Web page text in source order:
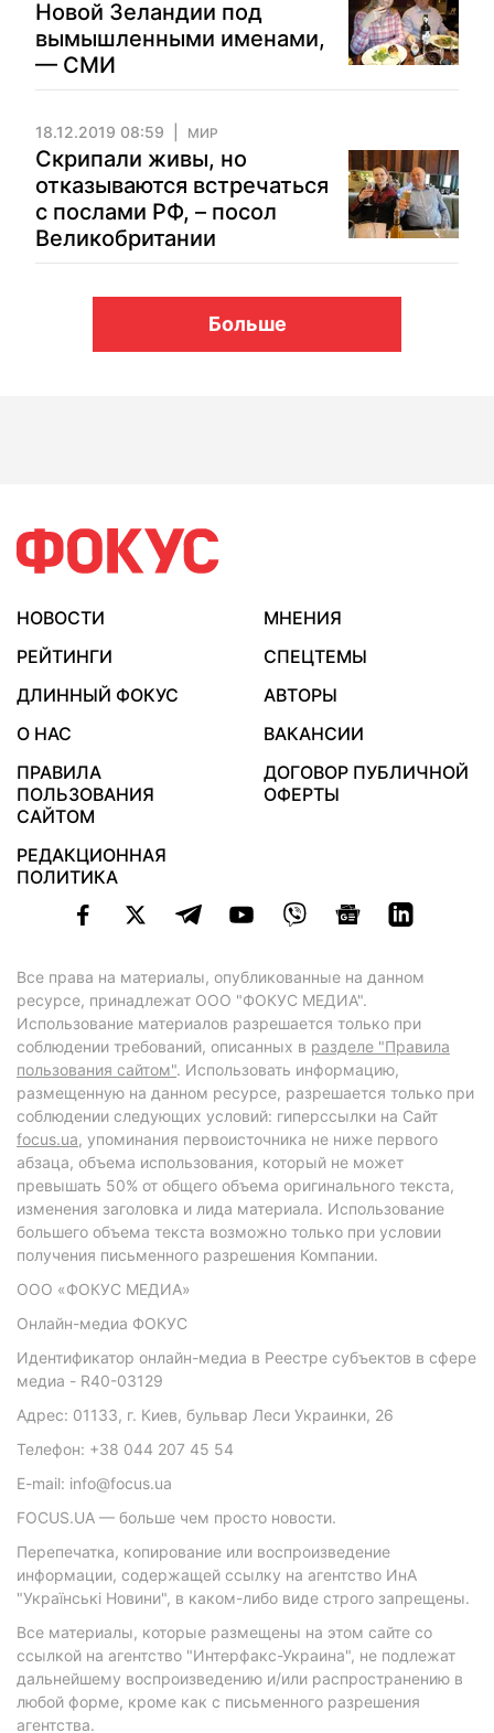
Новой Зеландии под
вымышленными именами,
— СМИ
18.12.2019 08:59 МИР
Скрипали живы, но
отказываются встречаться
с послами РФ, – посол
Великобритании
Больше
НОВОСТИ
МНЕНИЯ
РЕЙТИНГИ
СПЕЦТЕМЫ
ДЛИННЫЙ ФОКУС
АВТОРЫ
О НАС
ВАКАНСИИ
ПРАВИЛА
ПОЛЬЗОВАНИЯ
САЙТОМ
ДОГОВОР ПУБЛИЧНОЙ
ОФЕРТЫ
РЕДАКЦИОННАЯ
ПОЛИТИКА
Все права на материалы, опубликованные на данном
ресурсе, принадлежат ООО "ФОКУС МЕДИА".
Использование материалов разрешается только при
соблюдении требований, описанных в разделе "Правила
пользования сайтом". Использовать информацию,
размещенную на данном ресурсе, разрешается только при
соблюдении следующих условий: гиперссылки на Сайт
focus.ua, упоминания первоисточника не ниже первого
абзаца, объема использования, который не может
превышать 50% от общего объема оригинального текста,
изменения заголовка и лида материала. Использование
большего объема текста возможно только при условии
получения письменного разрешения Компании.
ООО «ФОКУС МЕДИА»
Онлайн-медиа ФОКУС
Идентификатор онлайн-медиа в Реестре субъектов в сфере
медиа - R40-03129
Адрес: 01133, г. Киев, бульвар Леси Украинки, 26
Телефон: +38 044 207 45 54
E-mail: info@focus.ua
FOCUS.UA — больше чем просто новости.
Перепечатка, копирование или воспроизведение
информации, содержащей ссылку на агентство ИнА
"Українські Новини", в каком-либо виде строго запрещены.
Все материалы, которые размещены на этом сайте со
ссылкой на агентство "Интерфакс-Украина", не подлежат
дальнейшему воспроизведению и/или распространению в
любой форме, кроме как с письменного разрешения
агентства.